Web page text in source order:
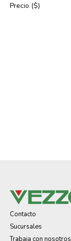
Precio ($)
Contacto
Sucursales
Trabaja con nosotros